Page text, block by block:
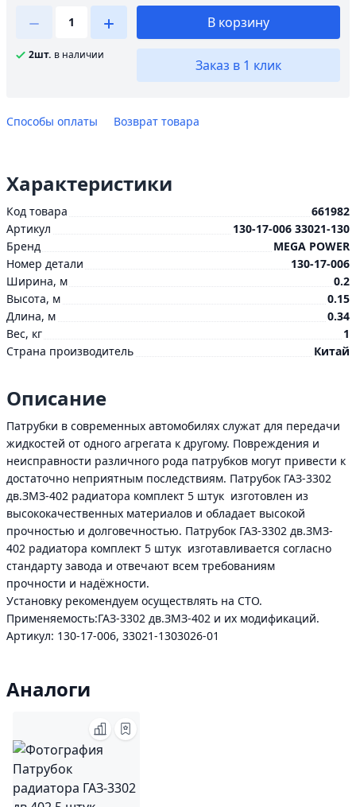
2шт. в наличии
В корзину
Заказ в 1 клик
Способы оплаты Возврат товара
Характеристики
Код товара
661982
Артикул
130-17-006 33021-130
Бренд
MEGA POWER
Номер детали
130-17-006
Ширина, м
0.2
Высота, м
0.15
Длина, м
0.34
Вес, кг
1
Страна производитель
Китай
Описание
Патрубки в современных автомобилях служат для передачи
жидкостей от одного агрегата к другому. Повреждения и
неисправности различного рода патрубков могут привести к
достаточно неприятным последствиям. Патрубок ГАЗ-3302
дв.ЗМЗ-402 радиатора комплект 5 штук изготовлен из
высококачественных материалов и обладает высокой
прочностью и долговечностью. Патрубок ГАЗ-3302 дв.ЗМЗ-
402 радиатора комплект 5 штук изготавливается согласно
стандарту завода и отвечают всем требованиям
прочности и надёжности.
Установку рекомендуем осуществлять на СТО.
Применяемость:ГАЗ-3302 дв.ЗМЗ-402 и их модификаций.
Артикул: 130-17-006, 33021-1303026-01
Аналоги